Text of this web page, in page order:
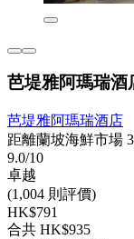
芭堤雅阿瑪瑞酒
芭堤雅阿瑪瑞酒店
距離蘭坡海鮮市場
9.0/10
卓越
(1,004 則評價)
HK$791
合共 HK$935